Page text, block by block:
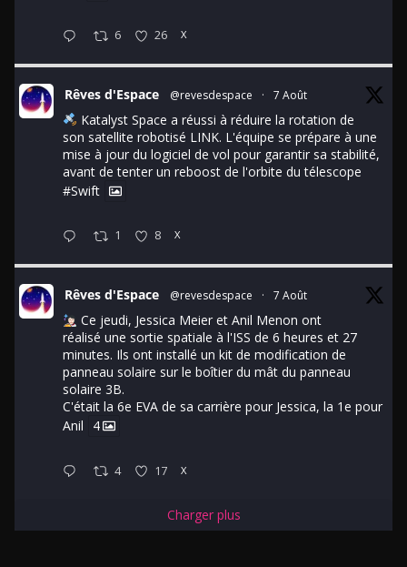
6 26 X
Rêves d'Espace @revesdespace · 7 Août
Katalyst Space a réussi à réduire la rotation de
son satellite robotisé LINK. L'équipe se prépare à une
mise à jour du logiciel de vol pour garantir sa stabilité,
avant de tenter un reboost de l'orbite du télescope
#Swift
1 8 X
Rêves d'Espace @revesdespace · 7 Août
Ce jeudi, Jessica Meier et Anil Menon ont
réalisé une sortie spatiale à l'ISS de 6 heures et 27
minutes. Ils ont installé un kit de modification de
panneau solaire sur le boîtier du mât du panneau
solaire 3B.
C'était la 6e EVA de sa carrière pour Jessica, la 1e pour
Anil
4
4 17 X
Charger plus